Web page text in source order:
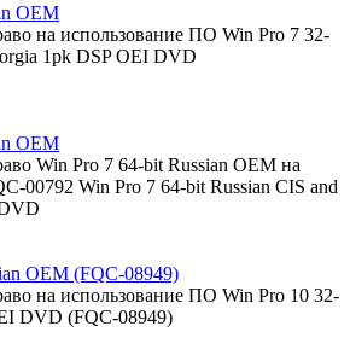
OEM
на использование ПО Win Pro 7 32-
1pk DSP OEI DVD
OEM
Win Pro 7 64-bit Russian OEM на
00792 Win Pro 7 64-bit Russian CIS and
OEM (FQC-08949)
на использование ПО Win Pro 10 32-
DVD (FQC-08949)